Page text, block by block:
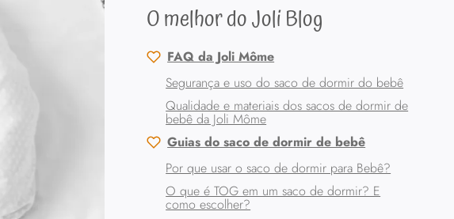
O melhor do Joli Blog
FAQ da Joli Môme
Segurança e uso do saco de dormir do bebê
Qualidade e materiais dos sacos de dormir de
bebê da Joli Môme
Guias do saco de dormir de bebê
Por que usar o saco de dormir para Bebê?
O que é TOG em um saco de dormir? E
como escolher?